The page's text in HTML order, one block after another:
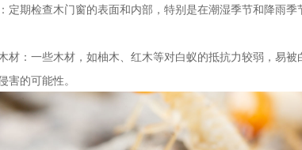
定期检查木门窗的表面和内部，特别是在潮湿季节和降雨
材：一些木材，如柚木、红木等对白蚁的抵抗力较弱，易
害的可能性。